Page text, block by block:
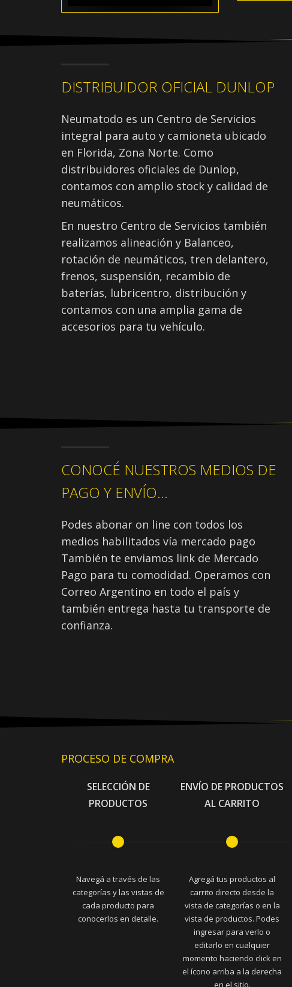
DISTRIBUIDOR OFICIAL DUNLOP
Neumatodo es un Centro de Servicios
integral para auto y camioneta ubicado
en Florida, Zona Norte. Como
distribuidores oficiales de Dunlop,
contamos con amplio stock y calidad de
neumáticos.
En nuestro Centro de Servicios también
realizamos alineación y Balanceo,
rotación de neumáticos, tren delantero,
frenos, suspensión, recambio de
baterías, lubricentro, distribución y
contamos con una amplia gama de
accesorios para tu vehículo.
CONOCÉ NUESTROS MEDIOS DE
PAGO Y ENVÍO...
Podes abonar on line con todos los
medios habilitados vía mercado pago
También te enviamos link de Mercado
Pago para tu comodidad. Operamos con
Correo Argentino en todo el país y
también entrega hasta tu transporte de
confianza.
PROCESO DE COMPRA
SELECCIÓN DE
PRODUCTOS
Navegá a través de las
categorías y las vistas de
cada producto para
conocerlos en detalle.
ENVÍO DE PRODUCTOS
AL CARRITO
Agregá tus productos al
carrito directo desde la
vista de categorías o en la
vista de productos. Podes
ingresar para verlo o
editarlo en cualquier
momento haciendo click en
el ícono arriba a la derecha
en el sitio.